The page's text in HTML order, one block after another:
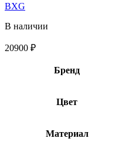
BXG
В наличии
20900 ₽
Бренд
Цвет
Материал